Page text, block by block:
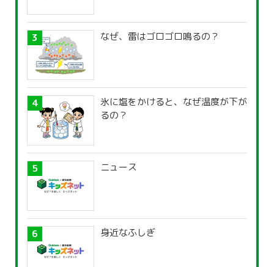
なぜ、雷はゴロゴロ鳴るの？
氷に塩をかけると、なぜ温度が下が
るの？
ニュース
身近なふしぎ